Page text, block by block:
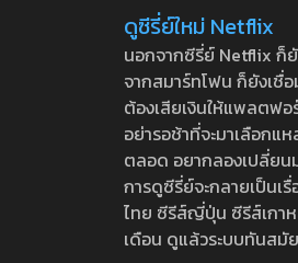
ดูซีรี่ย์ใหม่ Netflix
นอกจากซีรี่ย์ Netflix ก็
จากสมาร์ทโฟน ก็ยังเชื่
ต้องเสียเงินให้แพลตฟอ
อย่ารอช้าที่จะมาเลือกแ
ตลอด อยากลองเปลี่ยน
การดูซีรี่ย์จะกลายเป็นเ
ไทย ซีรีส์ญี่ปุ่น ซีรีส์เกา
เดือน ดูแล้วระบบทันสมั